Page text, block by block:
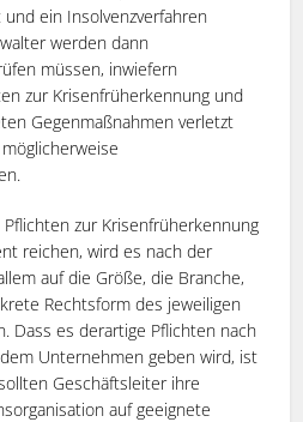
ein Insolvenzverfahren
werden dann
müssen, inwiefern
zur Krisenfrüherkennung und
Gegenmaßnahmen verletzt
zur Krisenfrüherkennung
reichen, wird es nach der
auf die Größe, die Branche,
Rechtsform des jeweiligen
Dass es derartige Pflichten nach
Unternehmen geben wird, ist
Geschäftsleiter ihre
auf geeignete